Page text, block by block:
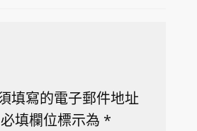
填寫的電子郵件地址
必填欄位標示為 *